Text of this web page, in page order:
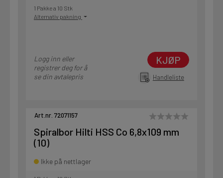
1 Pakke a 10 Stk
Alternativ pakning
Logg inn eller
registrer deg for å
se din avtalepris
KJØP
Handleliste
Art.nr. 72071157
Spiralbor Hilti HSS Co 6,8x109 mm
(10)
Ikke på nettlager